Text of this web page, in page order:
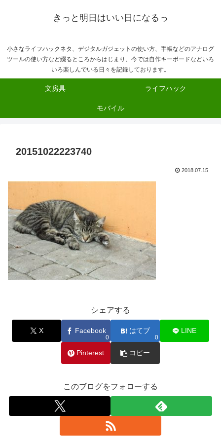
きっと明日はいい日になるっ
小さなライフハックネタ、デジタルガジェットの使い方、手帳などのアナログ
ツールの使い方など綴るところからはじまり、今では自作キーボードなどいろ
いろ楽しんでいる日々を記録しております。
文房具 ライフハック
モバイル
20151022223740
2018.07.15
シェアする
X Facebook
0
はてブ
0
LINE
Pinterest コピー
このブログをフォローする